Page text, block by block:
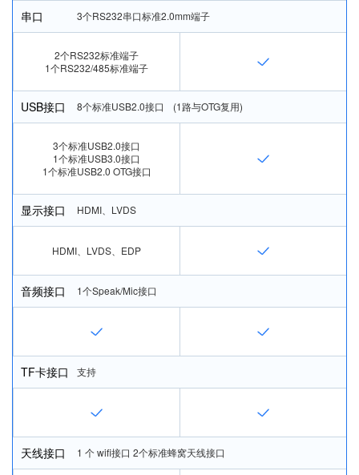
串口 3个RS232串口标准2.0mm端子
2个RS232标准端子
1个RS232/485标准端子
USB接口 8个标准USB2.0接口 	(1路与OTG复用)
3个标准USB2.0接口
1个标准USB3.0接口
1个标准USB2.0 OTG接口
显示接口 HDMI、LVDS
HDMI、LVDS、EDP
音频接口 1个Speak/Mic接口
TF卡接口 支持
天线接口 1 个 wiﬁ接口 2个标准蜂窝天线接口